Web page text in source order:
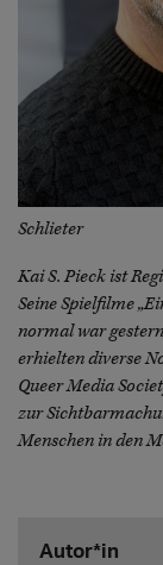
Schlieter
Kai S. Pieck ist
Seine Spielfilme
normal war
erhielten diverse
Queer Media
zur
Menschen in den
Autor*in